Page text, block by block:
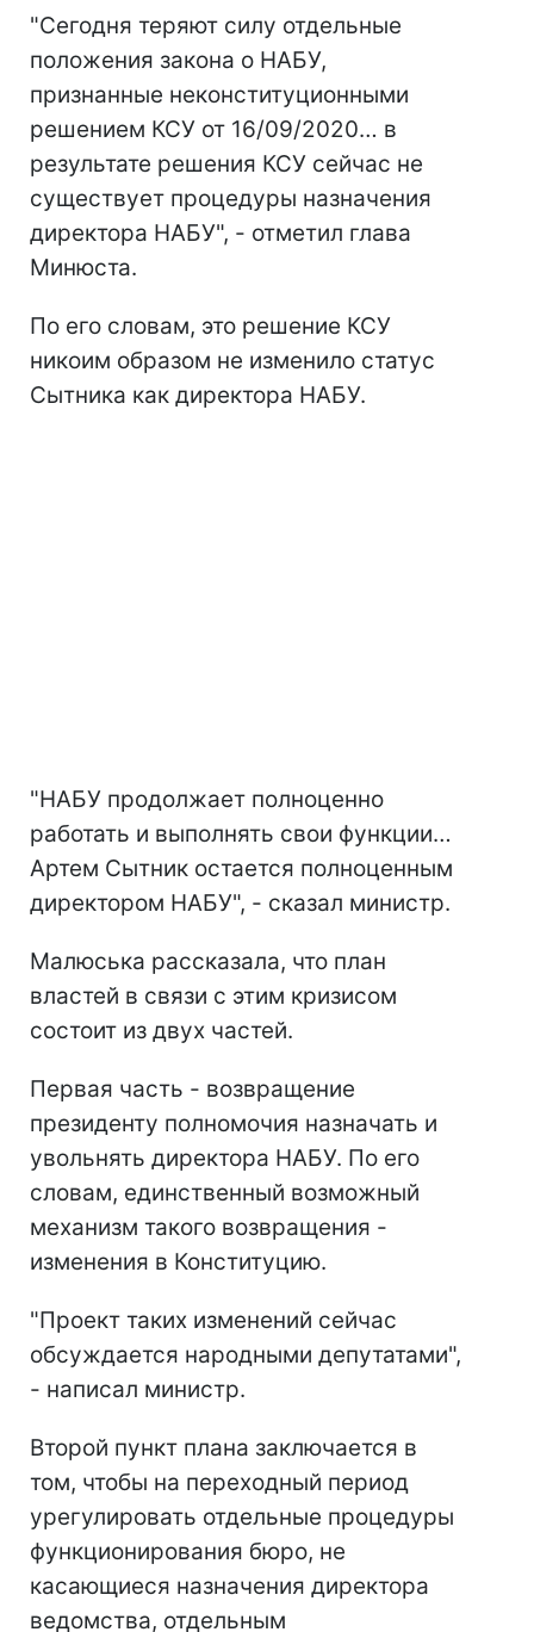
"Сегодня теряют силу отдельные
положения закона о НАБУ,
признанные неконституционными
решением КСУ от 16/09/2020… в
результате решения КСУ сейчас не
существует процедуры назначения
директора НАБУ", - отметил глава
Минюста.
По его словам, это решение КСУ
никоим образом не изменило статус
Сытника как директора НАБУ.
"НАБУ продолжает полноценно
работать и выполнять свои функции…
Артем Сытник остается полноценным
директором НАБУ", - сказал министр.
Малюська рассказала, что план
властей в связи с этим кризисом
состоит из двух частей.
Первая часть - возвращение
президенту полномочия назначать и
увольнять директора НАБУ. По его
словам, единственный возможный
механизм такого возвращения -
изменения в Конституцию.
"Проект таких изменений сейчас
обсуждается народными депутатами",
- написал министр.
Второй пункт плана заключается в
том, чтобы на переходный период
урегулировать отдельные процедуры
функционирования бюро, не
касающиеся назначения директора
ведомства, отдельным